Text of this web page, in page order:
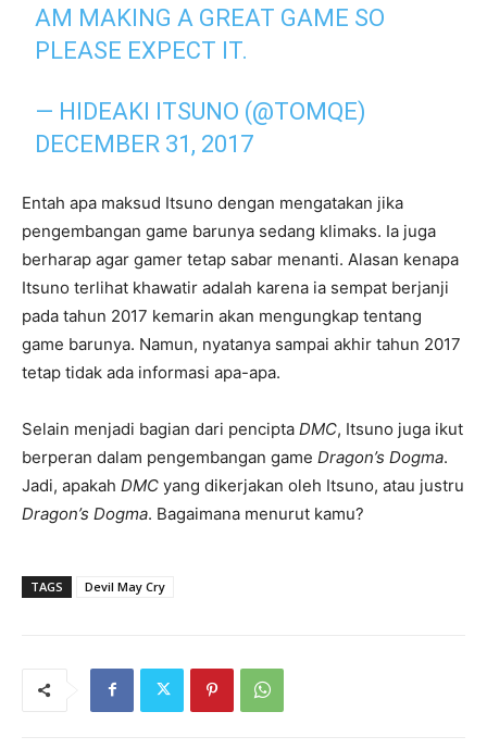
AM MAKING A GREAT GAME SO
PLEASE EXPECT IT.
— HIDEAKI ITSUNO (@TOMQE)
DECEMBER 31, 2017
Entah apa maksud Itsuno dengan mengatakan jika
pengembangan game barunya sedang klimaks. Ia juga
berharap agar gamer tetap sabar menanti. Alasan kenapa
Itsuno terlihat khawatir adalah karena ia sempat berjanji
pada tahun 2017 kemarin akan mengungkap tentang
game barunya. Namun, nyatanya sampai akhir tahun 2017
tetap tidak ada informasi apa-apa.
Selain menjadi bagian dari pencipta DMC, Itsuno juga ikut
berperan dalam pengembangan game Dragon’s Dogma.
Jadi, apakah DMC yang dikerjakan oleh Itsuno, atau justru
Dragon’s Dogma. Bagaimana menurut kamu?
TAGS Devil May Cry